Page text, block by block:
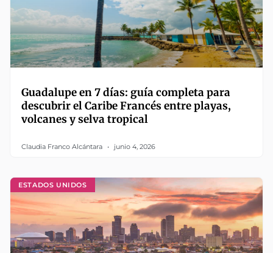
Guadalupe en 7 días: guía completa para
descubrir el Caribe Francés entre playas,
volcanes y selva tropical
Claudia Franco Alcántara junio 4, 2026
ESTADOS UNIDOS